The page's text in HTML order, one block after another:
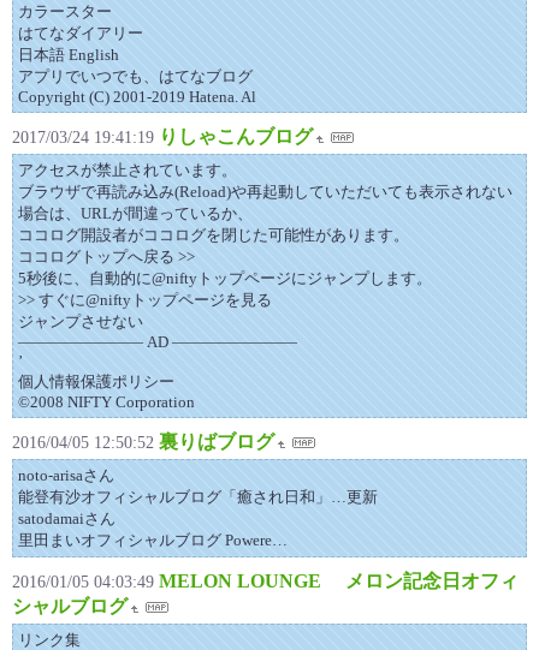
カラースター
はてなダイアリー
日本語 English
アプリでいつでも、はてなブログ
Copyright (C) 2001-2019 Hatena. Al
2017/03/24 19:41:19 りしゃこんブログ
アクセスが禁止されています。
ブラウザで再読み込み(Reload)や再起動していただいても表示されない
場合は、URLが間違っているか、
ココログ開設者がココログを閉じた可能性があります。
ココログトップへ戻る >>
5秒後に、自動的に@niftyトップページにジャンプします。
>> すぐに@niftyトップページを見る
ジャンプさせない
―――――――― AD ――――――――
’
個人情報保護ポリシー
©2008 NIFTY Corporation
2016/04/05 12:50:52 裏りばブログ
noto-arisaさん
能登有沙オフィシャルブログ「癒され日和」…更新
satodamaiさん
里田まいオフィシャルブログ Powere…
2016/01/05 04:03:49 MELON LOUNGE メロン記念日オフィ
シャルブログ
リンク集